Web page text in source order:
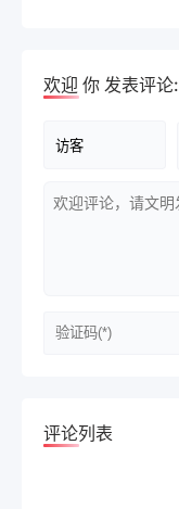
欢迎 你 发表评论:
评论列表